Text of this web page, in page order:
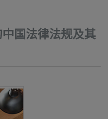
国法律法规及其